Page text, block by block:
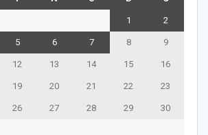
1 2
5 6 7 8 9
12 13 14 15 16
19 20 21 22 23
26 27 28 29 30